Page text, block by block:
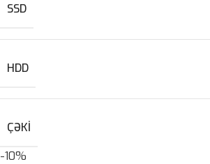
SSD
HDD
ÇƏKI
-10%